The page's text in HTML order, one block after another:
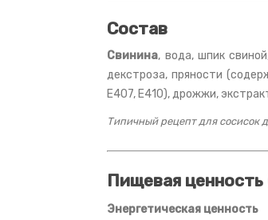
Состав
Свинина, вода, шпик
декстроза, пряности
E407, E410), дрожжи,
Типичный рецепт для сосисок
Пищевая ценность
Энергетическая ценность